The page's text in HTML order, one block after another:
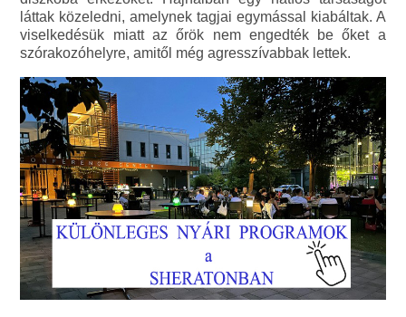
láttak közeledni, amelynek tagjai egymással kiabáltak. A
viselkedésük miatt az őrök nem engedték be őket a
szórakozóhelyre, amitől még agresszívabbak lettek.